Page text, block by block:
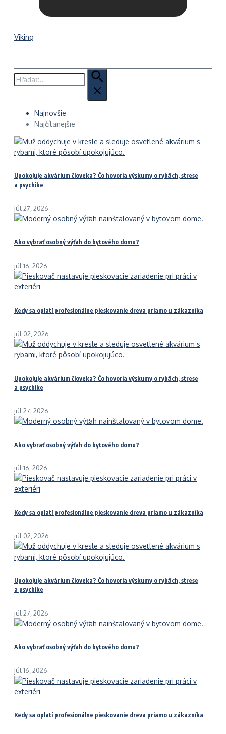
Viking
Hľadať:
Najnovšie
Najčítanejšie
Upokojuje akvárium človeka? Čo hovoria výskumy o rybách, strese
a psychike
júl 27, 2026
Ako vybrať osobný výťah do bytového domu?
júl 16, 2026
Kedy sa oplatí profesionálne pieskovanie dreva priamo u zákazníka
júl 02, 2026
Upokojuje akvárium človeka? Čo hovoria výskumy o rybách, strese
a psychike
júl 27, 2026
Ako vybrať osobný výťah do bytového domu?
júl 16, 2026
Kedy sa oplatí profesionálne pieskovanie dreva priamo u zákazníka
júl 02, 2026
Upokojuje akvárium človeka? Čo hovoria výskumy o rybách, strese
a psychike
júl 27, 2026
Ako vybrať osobný výťah do bytového domu?
júl 16, 2026
Kedy sa oplatí profesionálne pieskovanie dreva priamo u zákazníka